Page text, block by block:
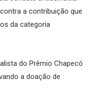
a contribuição que
da categoria
do Prêmio Chapecó
a doação de